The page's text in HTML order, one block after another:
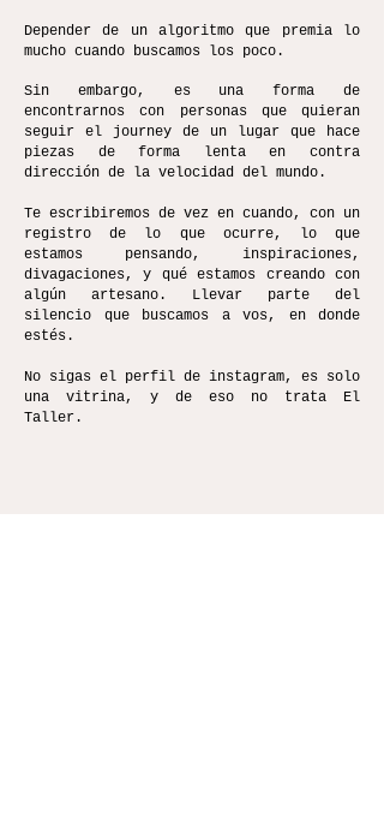
Depender de un algoritmo que premia lo
mucho cuando buscamos los poco.
Sin embargo, es una forma de
encontrarnos con personas que quieran
seguir el journey de un lugar que hace
piezas de forma lenta en contra
dirección de la velocidad del mundo.
Te escribiremos de vez en cuando, con un
registro de lo que ocurre, lo que
estamos pensando, inspiraciones,
divagaciones, y qué estamos creando con
algún artesano. Llevar parte del
silencio que buscamos a vos, en donde
estés.
No sigas el perfil de instagram, es solo
una vitrina, y de eso no trata El
Taller.